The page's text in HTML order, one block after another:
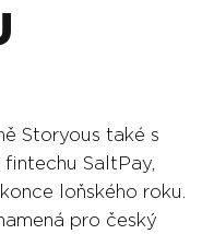
Storyous také s
SaltPay,
loňského roku.
pro český